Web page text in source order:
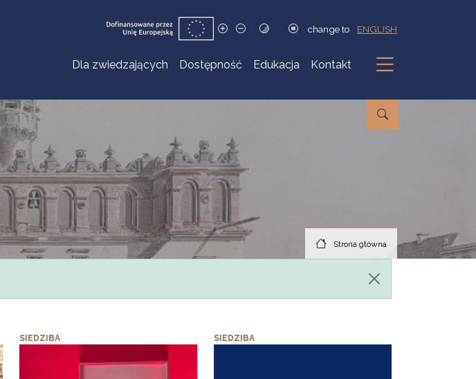
change to ENGLISH
Dla zwiedzających Dostępność Edukacja Kontakt
Podmenu
Strona główna
SIEDZIBA SIEDZIBA